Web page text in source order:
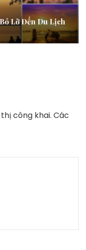
Lỡ Đến Du Lịch
thị công khai. Các